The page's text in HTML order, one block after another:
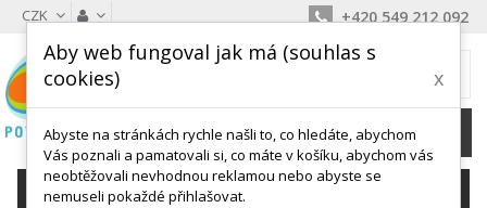
CZK +420 549 212 092
0 Kč
KATEGORIE
Aby web fungoval jak má (souhlas s
cookies)
x
Abyste na stránkách rychle našli to, co hledáte, abychom
Vás poznali a pamatovali si, co máte v košíku, abychom vás
neobtěžovali nevhodnou reklamou nebo abyste se
nemuseli pokaždé přihlašovat.